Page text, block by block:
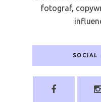
fotograf,
SOCIAL